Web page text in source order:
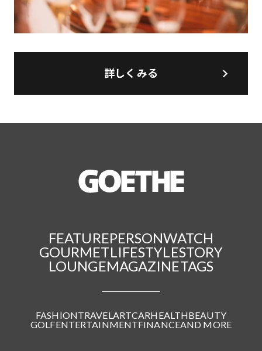
詳しくみる
FEATUREPERSONWATCH
GOURMETLIFESTYLESTORY
LOUNGEMAGAZINETAGS
FASHIONTRAVELARTCARHEALTHBEAUTY
GOLFENTERTAINMENTFINANCEAND MORE